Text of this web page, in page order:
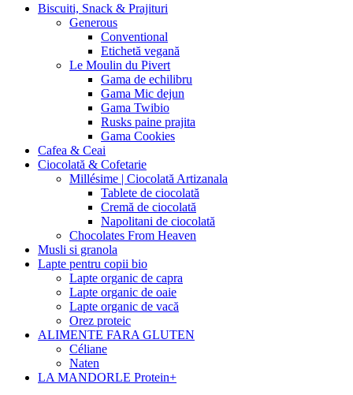
Biscuiti, Snack & Prajituri
Generous
Conventional
Etichetă vegană
Le Moulin du Pivert
Gama de echilibru
Gama Mic dejun
Gama Twibio
Rusks paine prajita
Gama Cookies
Cafea & Ceai
Ciocolată & Cofetarie
Millésime | Ciocolată Artizanala
Tablete de ciocolată
Cremă de ciocolată
Napolitani de ciocolată
Chocolates From Heaven
Musli si granola
Lapte pentru copii bio
Lapte organic de capra
Lapte organic de oaie
Lapte organic de vacă
Orez proteic
ALIMENTE FARA GLUTEN
Céliane
Naten
LA MANDORLE Protein+